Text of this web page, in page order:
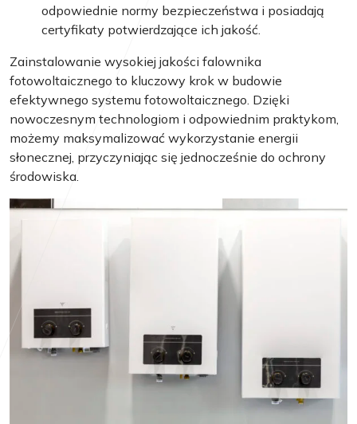
odpowiednie normy bezpieczeństwa i posiadają
certyfikaty potwierdzające ich jakość.
Zainstalowanie wysokiej jakości falownika
fotowoltaicznego to kluczowy krok w budowie
efektywnego systemu fotowoltaicznego. Dzięki
nowoczesnym technologiom i odpowiednim praktykom,
możemy maksymalizować wykorzystanie energii
słonecznej, przyczyniając się jednocześnie do ochrony
środowiska.